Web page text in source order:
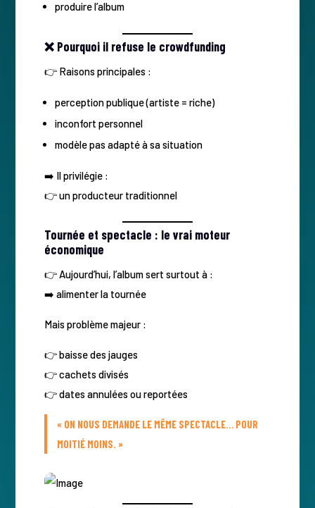
produire l’album
❌ Pourquoi il refuse le crowdfunding
👉 Raisons principales :
perception publique (artiste = riche)
inconfort personnel
modèle pas adapté à sa situation
➡️ Il privilégie :
👉 un producteur traditionnel
Tournée et spectacle : le vrai moteur
économique
👉 Aujourd’hui, l’album sert surtout à :
➡️ alimenter la tournée
Mais problème majeur :
👉 baisse des jauges
👉 cachets divisés
👉 dates annulées ou reportées
« ON NOUS DEMANDE LE MÊME SPECTACLE… POUR
MOITIÉ MOINS. »